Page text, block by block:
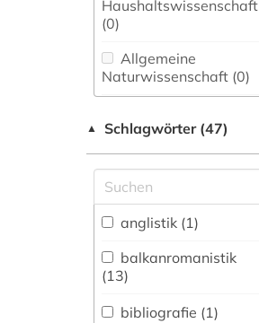
Haushaltswissenschaft
(0)
Allgemeine
Naturwissenschaft (0)
fachübergreifende
Allgemeine und
vergleichende Sprach-
und
Literaturwissenschaft.
Indogermanistik.
Außereuropäische
Literaturen (8)
▲ Schlagwörter (47)
anglistik (1)
balkanromanistik
(13)
bibliografie (1)